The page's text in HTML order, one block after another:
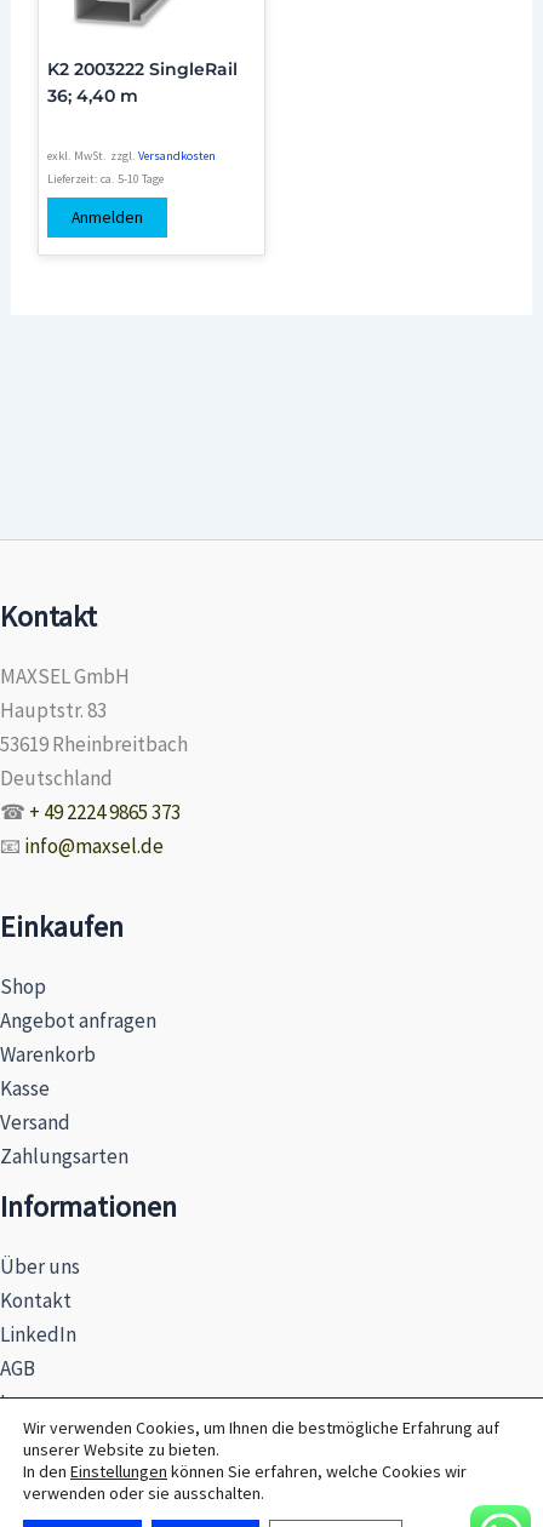
K2 2003222 SingleRail
36; 4,40 m
exkl. MwSt. zzgl.Versandkosten
Lieferzeit:ca. 5-10 Tage
Anmelden
Kontakt
MAXSEL GmbH
Hauptstr. 83
53619 Rheinbreitbach
Deutschland
☎ + 49 2224 9865 373
📧 info@maxsel.de
Einkaufen
Shop
Angebot anfragen
Warenkorb
Kasse
Versand
Zahlungsarten
Informationen
Über uns
Kontakt
LinkedIn
AGB
Impressum
Datenschutzerklärung
Hinweise zur Batterieentsorgung
Wir verwenden Cookies, um Ihnen die bestmögliche Erfahrung auf
unserer Website zu bieten.
In den Einstellungen können Sie erfahren, welche Cookies wir
verwenden oder sie ausschalten.